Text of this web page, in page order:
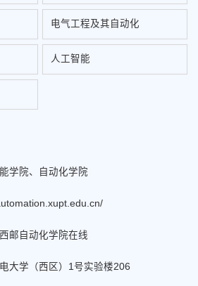
电气工程及其自动化
人工智能
学院、自动化学院
邮自动化学院在线
大学（西区）1号实验楼206